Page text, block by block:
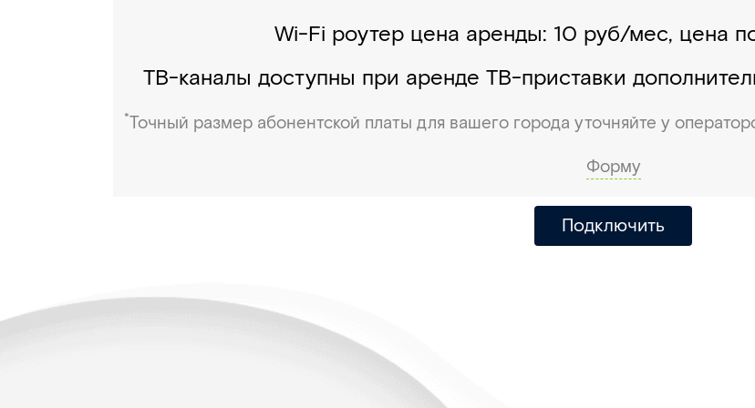
Wi-Fi роутер цена аренды: 10 руб/мес, цена
ТВ-каналы доступны при аренде ТВ-приставки
*Точный размер абонентской платы для вашего города уточняйте у
Форму
Подключить